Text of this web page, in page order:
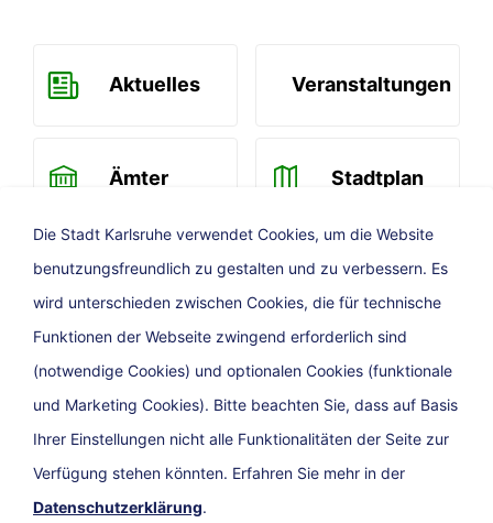
Aktuelles Veranstaltungen
Ämter Stadtplan
Newsletter
Die Stadt Karlsruhe verwendet Cookies, um die Website
benutzungsfreundlich zu gestalten und zu verbessern. Es
wird unterschieden zwischen Cookies, die für technische
Funktionen der Webseite zwingend erforderlich sind
(notwendige Cookies) und optionalen Cookies (funktionale
und Marketing Cookies). Bitte beachten Sie, dass auf Basis
Ihrer Einstellungen nicht alle Funktionalitäten der Seite zur
Verfügung stehen könnten. Erfahren Sie mehr in der
Datenschutzerklärung.